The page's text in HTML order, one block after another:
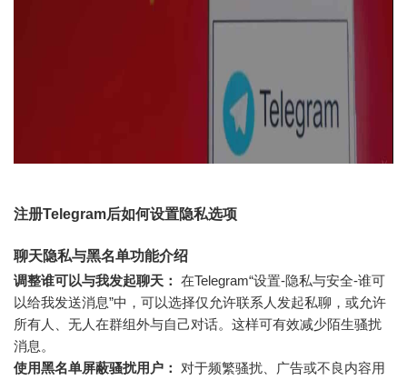
注册Telegram后如何设置隐私选项
聊天隐私与黑名单功能介绍
调整谁可以与我发起聊天： 在Telegram“设置-隐私与安全-谁可
以给我发送消息”中，可以选择仅允许联系人发起私聊，或允许
所有人、无人在群组外与自己对话。这样可有效减少陌生骚扰
消息。
使用黑名单屏蔽骚扰用户：
对于频繁骚扰、广告或不良内容用